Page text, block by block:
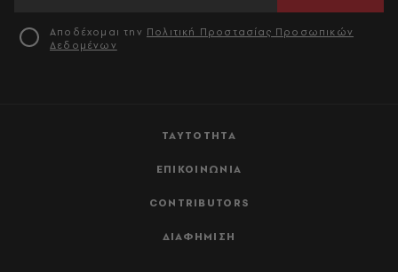
ΤΑΥΤΟΤΗΤΑ
ΕΠΙΚΟΙΝΩΝΙΑ
CONTRIBUTORS
ΔΙΑΦΗΜΙΣΗ
Αποδέχομαι την Πολιτική Προστασίας Προσωπικών
Δεδομένων